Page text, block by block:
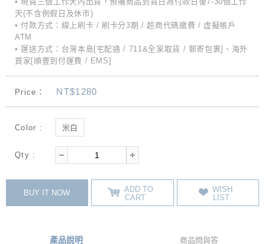
天(不含例假日及休市)
• 付款方式：線上刷卡 / 刷卡分3期 / 超商代碼繳費 / 虛擬帳戶
ATM
• 運送方式：台灣本島[宅配通 / 711&全家取貨 / 郵寄包裹]、海外
買家[順豐到付運費 / EMS]
Price： NT$1280
Color : 米白
Qty :
BUY IT NOW
ADD TO
CART
WISH
LIST
產品說明 商品問與答